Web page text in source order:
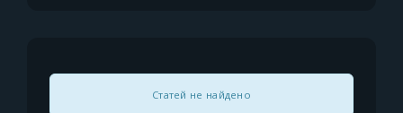
Статей не найдено